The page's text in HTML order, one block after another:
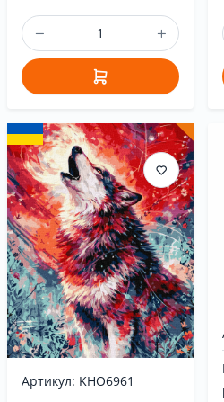
Артикул: KHO6961